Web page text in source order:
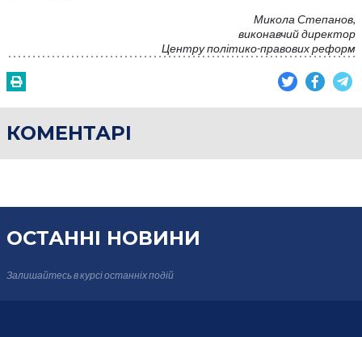
Микола Степанов,
виконавчий директор
Центру політико-правових реформ
КОМЕНТАРІ
ОСТАННІ НОВИНИ
Залишайтесь в курсіостанніх подій